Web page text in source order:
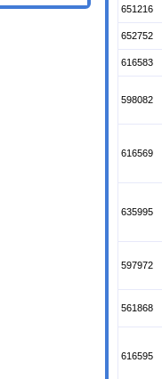
651216
652752
616583
598082
616569
635995
597972
561868
616595